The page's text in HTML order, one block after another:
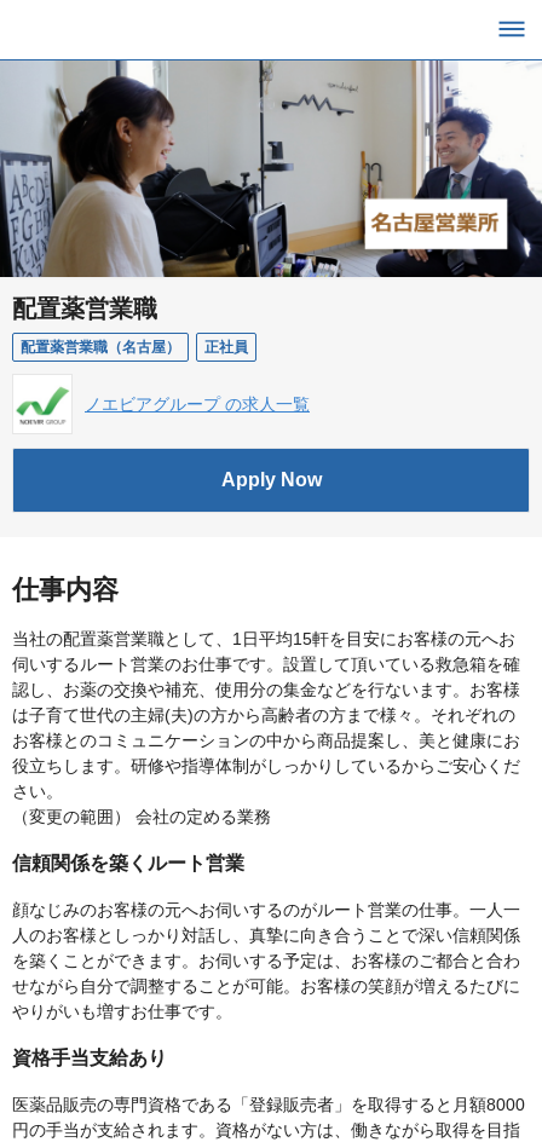
配置薬営業職
配置薬営業職（名古屋） 正社員
ノエビアグループ の求人一覧
Apply Now
仕事内容
当社の配置薬営業職として、1日平均15軒を目安にお客様の元へお
伺いするルート営業のお仕事です。設置して頂いている救急箱を確
認し、お薬の交換や補充、使用分の集金などを行ないます。お客様
は子育て世代の主婦(夫)の方から高齢者の方まで様々。それぞれの
お客様とのコミュニケーションの中から商品提案し、美と健康にお
役立ちします。研修や指導体制がしっかりしているからご安心くだ
さい。
（変更の範囲） 会社の定める業務
信頼関係を築くルート営業
顔なじみのお客様の元へお伺いするのがルート営業の仕事。一人一
人のお客様としっかり対話し、真摯に向き合うことで深い信頼関係
を築くことができます。お伺いする予定は、お客様のご都合と合わ
せながら自分で調整することが可能。お客様の笑顔が増えるたびに
やりがいも増すお仕事です。
資格手当支給あり
医薬品販売の専門資格である「登録販売者」を取得すると月額8000
円の手当が支給されます。資格がない方は、働きながら取得を目指